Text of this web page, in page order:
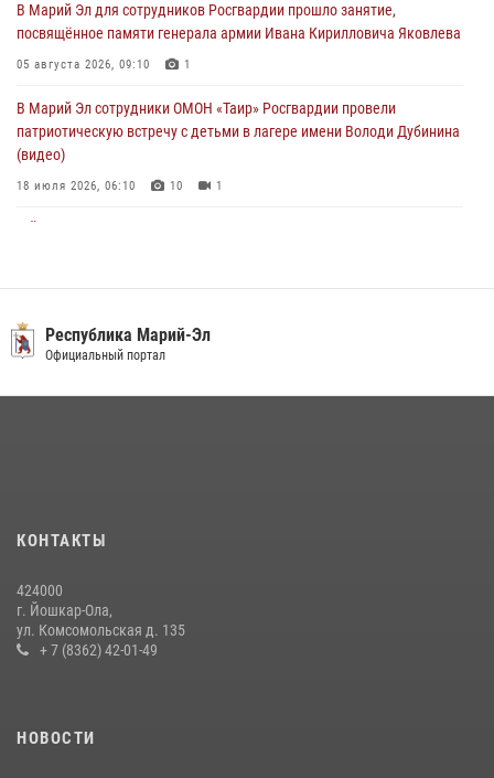
Сотрудники Центра лицензионно-разрешительной работы
Управления Росгвардии по Республике Марий Эл приняли участие в
04 августа 2026, 06:46
В Марий Эл для сотрудников Росгвардии прошло занятие,
посвящённое памяти генерала армии Ивана Кирилловича Яковлева
05 августа 2026, 09:10 1
В Марий Эл сотрудники ОМОН «Таир» Росгвардии провели
патриотическую встречу с детьми в лагере имени Володи Дубинина
(видео)
18 июля 2026, 06:10 10 1
В Марий Эл сотрудники Росгвардии присоединились к масштабной
донорской акции (видео)
Росгвардейцы в Республике Марий Эл приняли участие в
08 июля 2026, 13:48
Управление Росгвардии по Республике Марий Эл приняло участие в
Республика Марий-Эл
Официальный портал
КОНТАКТЫ
424000
г. Йошкар-Ола,
ул. Комсомольская д. 135
+ 7 (8362) 42-01-49
НОВОСТИ